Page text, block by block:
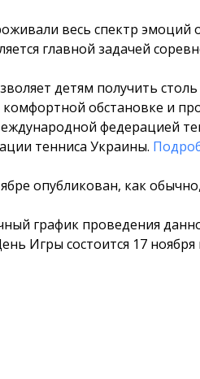
весь спектр эмоций
главной задачей
детям получить
обстановке и
федерацией
тенниса Украины.
опубликован, как
график проведения
Игры состоится 17